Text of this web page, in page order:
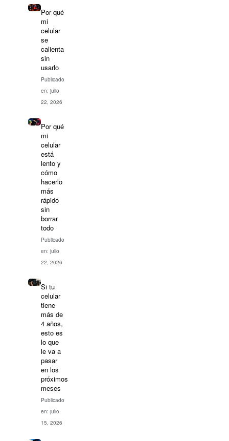
Por qué
mi
celular
se
calienta
sin
usarlo
Publicado
en: julio
22, 2026
Por qué
mi
celular
está
lento y
cómo
hacerlo
más
rápido
sin
borrar
todo
Publicado
en: julio
22, 2026
Si tu
celular
tiene
más de
4 años,
esto es
lo que
le va a
pasar
en los
próximos
meses
Publicado
en: julio
15, 2026